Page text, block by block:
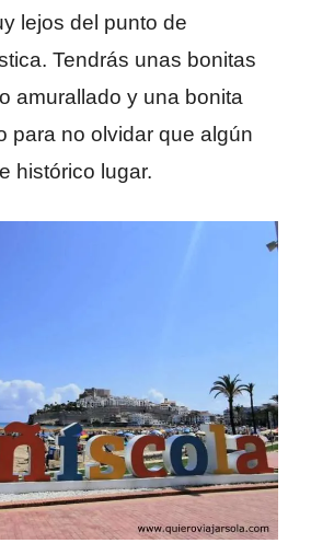
lejos del punto de
Tendrás unas bonitas
amurallado y una bonita
para no olvidar que algún
histórico lugar.